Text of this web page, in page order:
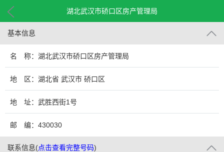
湖北武汉市硚口区房产管理局
基本信息
名 称：湖北武汉市硚口区房产管理局
地 区：湖北省 武汉市 硚口区
地 址：武胜西街1号
邮 编：430030
联系信息(点击查看完整号码)